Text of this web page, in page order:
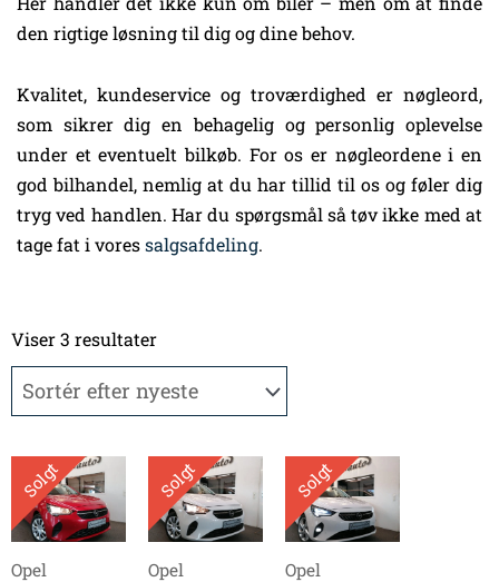
den rigtige løsning til dig og dine behov.
Kvalitet, kundeservice og troværdighed er nøgleord,
som sikrer dig en behagelig og personlig oplevelse
under et eventuelt bilkøb. For os er nøgleordene i en
god bilhandel, nemlig at du har tillid til os og føler dig
tryg ved handlen. Har du spørgsmål så tøv ikke med at
tage fat i voressalgsafdeling.
Viser 3 resultaterefter
Solgt
Opel
Solgt
Opel
Solgt
Opel